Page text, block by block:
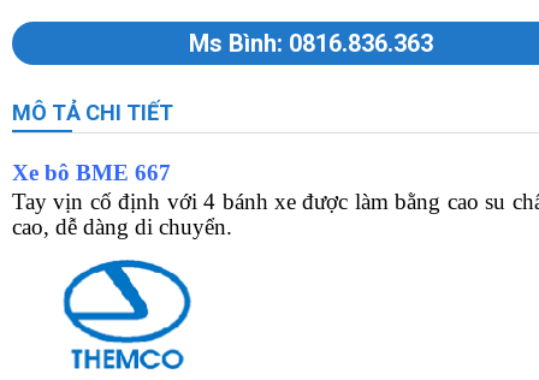
Ms Bình: 0816.836.363
MÔ TẢ CHI TIẾT
Xe bô BME 667
Tay vịn cố định với 4 bánh xe được làm bằng cao su
cao, dễ dàng di chuyển.